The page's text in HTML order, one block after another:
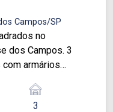
Campos/SP
no
dos Campos. 3
armários
integrada com a
3